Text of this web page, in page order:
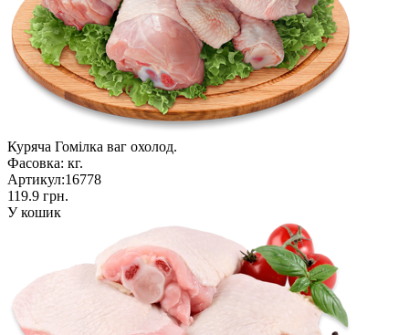
Куряча Гомілка ваг охолод.
Фасовка: кг.
Артикул:16778
119.9 грн.
У кошик